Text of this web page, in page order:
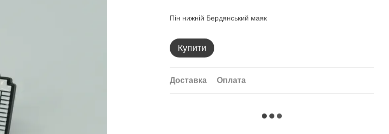
Пін нижній Бердянський маяк
Купити
Доставка Оплата